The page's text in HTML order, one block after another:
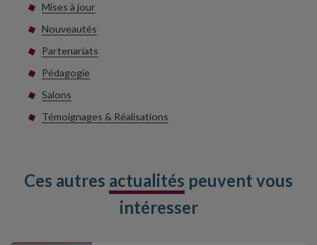
Mises à jour
Nouveautés
Partenariats
Pédagogie
Salons
Témoignages & Réalisations
Ces autres actualités peuvent vous
intéresser